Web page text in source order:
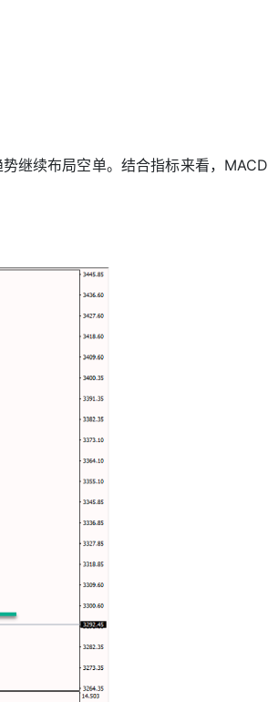
继续布局空单。结合指标来看，MACD